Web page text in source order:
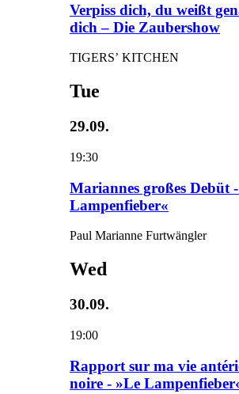
Verpiss dich, du weißt
dich – Die Zaubershow
TIGERS’ KITCHEN
Tue
29.09.
19:30
Mariannes großes Debüt
Lampenfieber«
Paul Marianne Furtwängler
Wed
30.09.
19:00
Rapport sur ma vie
noire - »Le